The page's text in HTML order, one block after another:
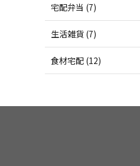
宅配弁当 (7)
生活雑貨 (7)
食材宅配 (12)